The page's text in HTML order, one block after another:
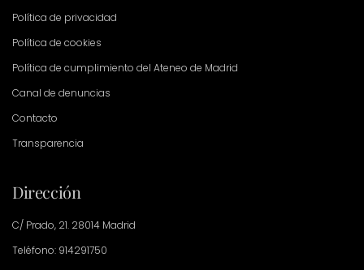
Política de privacidad
Política de cookies
Política de cumplimiento del Ateneo de Madrid
Canal de denuncias
Contacto
Transparencia
Dirección
C/ Prado, 21. 28014 Madrid
Teléfono: 914291750